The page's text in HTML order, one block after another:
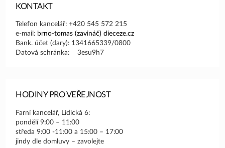
KONTAKT
Telefon kancelář: +420 545 572 215
e-mail: brno-tomas (zavináč) dieceze.cz
Bank. účet (dary): 1341665339/0800
Datová schránka: 3esu9h7
HODINY PRO VEŘEJNOST
Farní kancelář, Lidická 6:
pondělí 9:00 – 11:00
středa 9:00 -11:00 a 15:00 – 17:00
jindy dle domluvy – zavolejte